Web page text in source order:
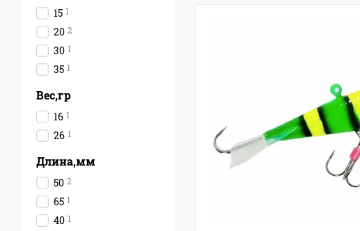
15 1
20 2
30 1
35 1
Вес,гр
16 1
26 1
Длина,мм
50 2
65 1
40 1